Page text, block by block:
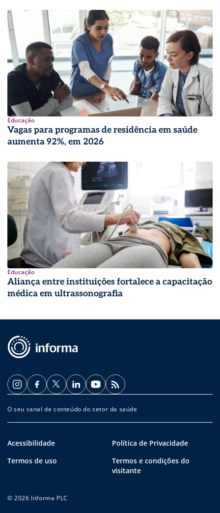
Educação
Vagas para programas de residência em saúde
aumenta 92%, em 2026
Educação
Aliança entre instituições fortalece a capacitação
médica em ultrassonografia
O seu canal de conteúdo do setor da saúde
Acessibilidade
Política de Privacidade
Termos de uso
Termos e condições do
visitante
© 2026 Informa PLC